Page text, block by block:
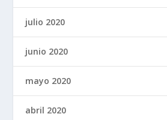
julio 2020
junio 2020
mayo 2020
abril 2020